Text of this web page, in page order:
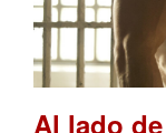
Al lado